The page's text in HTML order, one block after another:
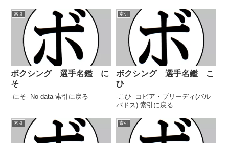
(松田)安達 秀成(角海老)足立 昌久
(タイガ)安達 陸虎(大橋)安達 リョ
ウ(渡嘉敷)...
デュレル(米)シルベスター・ロペ
ス(比) 索引に戻る
索引
ボクシング 選手名鑑 に
そ
-にそ- No data 索引に戻る
索引
ボクシング 選手名鑑 こ
ひ
-こひ- コビア・ブリーディ(バル
バドス) 索引に戻る
索引 索引